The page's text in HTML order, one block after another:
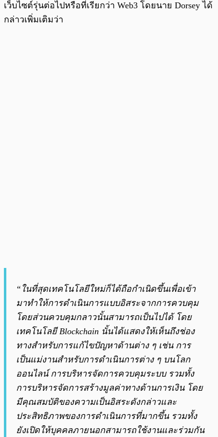
เว็บไซต์รุ่นต่อไปหรือที่เรียกว่า Web3 โดยนาย Dorsey ได้
กล่าวเพิ่มเติมว่า
“ในที่สุดเทคโนโลยีใหม่ก็ได้ถือกำเนิดขึ้นเพื่อเข้า
มาทำให้การดำเนินการแบบอิสระจากการควบคุม
โดยส่วนควบคุมกลาวนั้นสามารถเป็นไปได้ โดย
เทคโนโลยี Blockchain นั้นได้แสดงให้เห็นถึงช่อง
ทางสำหรับการแก้ไขปัญหาด้านต่าง ๆ เช่น การ
เป็นแม่งานสำหรับการดำเนินการต่าง ๆ บนโลก
ออนไลน์ การบริหารจัดการควบคุมระบบ รวมทั้ง
การบริหารจัดการสร้างมูลค่าทางด้านการเงิน โดย
มีคุณสมบัติของความเป็นอิสระดังกล่าวและ
ประสิทธิภาพของการดำเนินการที่มากขึ้น รวมทั้ง
ยังเปิดให้บุคคลภายนอกสามารถใช้งานและร่วมกัน